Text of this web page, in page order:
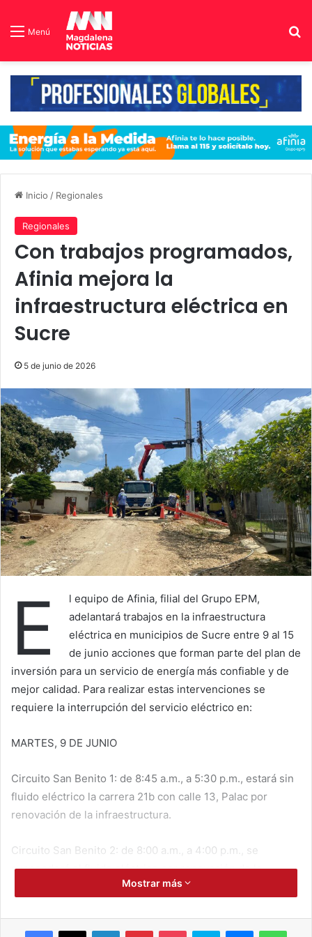
Menú
Inicio / Regionales
Regionales
Con trabajos programados,
Afinia mejora la
infraestructura eléctrica en
Sucre
5 de junio de 2026
E
l equipo de Afinia, filial del Grupo EPM,
adelantará trabajos en la infraestructura
eléctrica en municipios de Sucre entre 9 al 15
de junio acciones que forman parte del plan de
inversión para un servicio de energía más confiable y de
mejor calidad. Para realizar estas intervenciones se
requiere la interrupción del servicio eléctrico en:
MARTES, 9 DE JUNIO
Circuito San Benito 1: de 8:45 a.m., a 5:30 p.m., estará sin
fluido eléctrico la carrera 21b con calle 13, Palac por
renovación de la infraestructura.
Circuito San Benito 2: de 8:00 a.m., a 4:00 p.m., se
suspenderá el fluido eléctrico por renovación de la
infraestructura eléctrica en San Roque, La Ventura y La
Mostrar más